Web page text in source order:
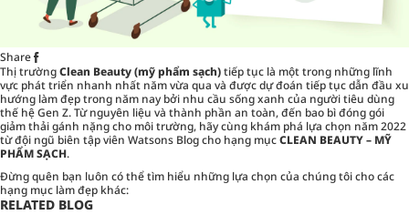
Share
Thị trườngClean Beauty (mỹ phẩm sạch)tiếp tục là một trong những lĩnh
vực phát triển nhanh nhất năm vừa qua và được dự đoán tiếp tục dẫn đầu xu
hướng làm đẹp trong năm nay bởi nhu cầu sống xanh của người tiêu dùng
thế hệ Gen Z. Từ nguyên liệu và thành phần an toàn, đến bao bì đóng gói
giảm thải gánh nặng cho môi trường, hãy cùng khám phá lựa chọn năm 2022
từ đội ngũ biên tập viên Watsons Blog cho hạng mụcCLEAN BEAUTY – MỸ
PHẨM SẠCH.
Đừng quên bạn luôn có thể tìm hiểu những lựa chọn của chúng tôi cho các
hạng mục làm đẹp khác:
RELATED BLOG